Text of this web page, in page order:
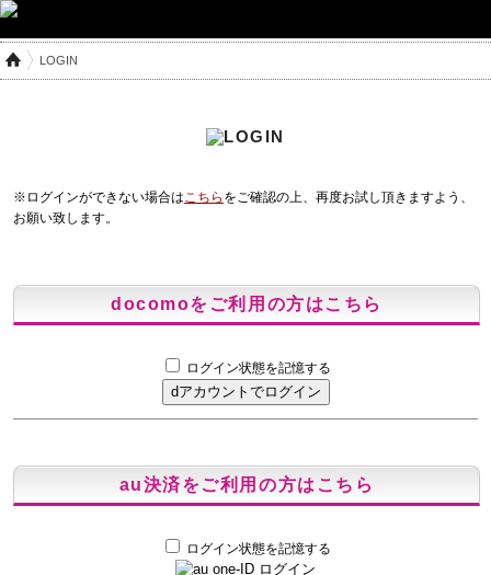
LOGIN
※ログインができない場合はこちら をご確認の上、再度お試し頂きますよう、
お願い致します。
docomoをご利用の方はこちら
ログイン状態を記憶する
au決済をご利用の方はこちら
ログイン状態を記憶する